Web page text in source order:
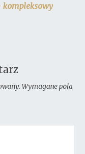
kompleksowy
Wymagane pola